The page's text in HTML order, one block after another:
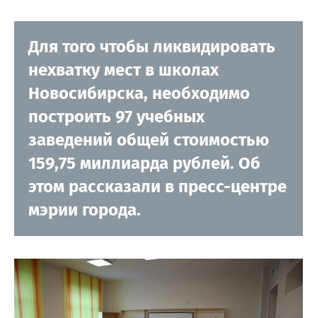
Для того чтобы ликвидировать
нехватку мест в школах
Новосибирска, необходимо
построить 97 учебных
заведений общей стоимостью
159,75 миллиарда рублей. Об
этом рассказали в пресс-центре
мэрии города.